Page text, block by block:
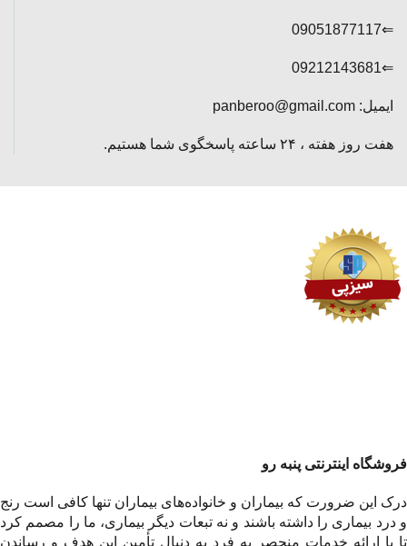
⇐09051877117
⇐09212143681
ایمیل: panberoo@gmail.com
هفت روز هفته ، ۲۴ ساعته پاسخگوی شما هستیم.
فروشگاه اینترنتی پنبه رو
درک این ضرورت که بیماران و خانواده‌های بیماران تنها کافی است رنج
و درد بیماری را داشته باشند و نه تبعات دیگر بیماری، ما را مصمم کرد
تا با ارائه خدمات منحصر به فرد به دنبال تأمین این هدف و رساندن